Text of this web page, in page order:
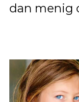
dan menig